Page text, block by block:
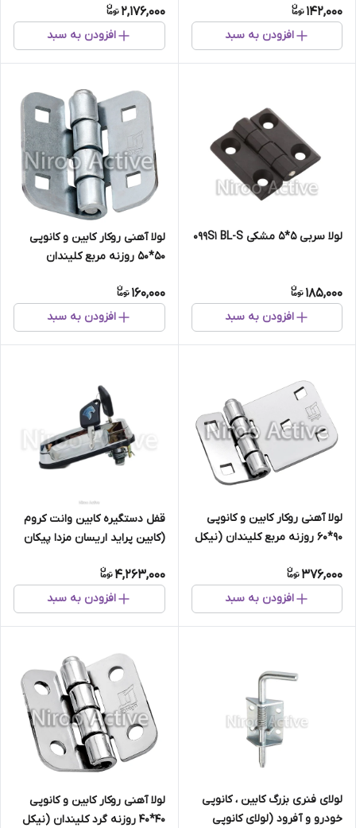
142,000
افزودن به سبد
2,176,000
افزودن به سبد
لولا سربی ۵*۵ مشکی ۰۹۹S۱ BL-S
185,000
افزودن به سبد
لولا آهنی روکار کابین و کانوپی
۵۰*۵۰ روزنه مربع کلیندان
160,000
افزودن به سبد
لولا آهنی روکار کابین و کانوپی
۹۰*۶۰ روزنه مربع کلیندان (نیکل
376,000
افزودن به سبد
قفل دستگیره کابین وانت کروم
(کابین پراید اریسان مزدا پیکان
4,263,000
افزودن به سبد
لولای فنری بزرگ کابین ، کانوپی
خودرو و آفرود (لولای کانوپی
لولا آهنی روکار کابین و کانوپی
۴۰*۴۰ روزنه گرد کلیندان (نیکل